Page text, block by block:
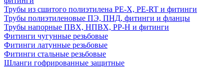
Трубы из сшитого полиэтилена PE-X, PE-RT и фитинги
Трубы полиэтиленовые ПЭ, ПНД, фитинги и фланцы
Трубы напорные ПВХ, НПВХ, PP-H и фитинги
Фитинги чугунные резьбовые
Фитинги латунные резьбовые
Фитинги стальные резьбовые
Шланги гофрированные защитные